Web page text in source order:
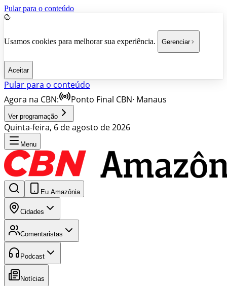
Pular para o conteúdo
Usamos cookies para melhorar sua experiência. Gerenciar
Aceitar
Pular para o conteúdo
Agora na CBN:
Ponto Final CBN· Manaus
Ver programação
Quinta-feira, 6 de agosto de 2026
Menu
Eu Amazônia
Cidades
Comentaristas
Podcast
Notícias